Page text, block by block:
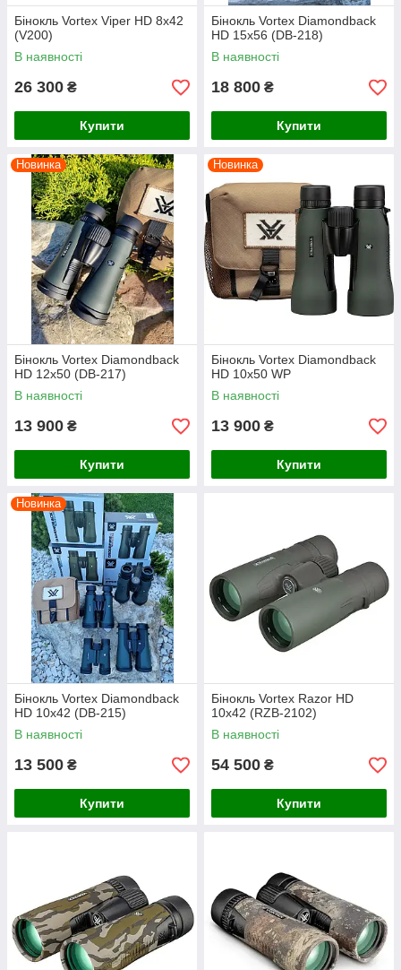
Бінокль Vortex Viper HD 8x42
(V200)
В наявності
26 300 ₴
Купити
Бінокль Vortex Diamondback
HD 15x56 (DB-218)
В наявності
18 800 ₴
Купити
Новинка
Бінокль Vortex Diamondback
HD 12x50 (DB-217)
В наявності
13 900 ₴
Купити
Новинка
Бінокль Vortex Diamondback
HD 10x50 WP
В наявності
13 900 ₴
Купити
Новинка
Бінокль Vortex Diamondback
HD 10x42 (DB-215)
В наявності
13 500 ₴
Купити
Бінокль Vortex Razor HD
10x42 (RZB-2102)
В наявності
54 500 ₴
Купити